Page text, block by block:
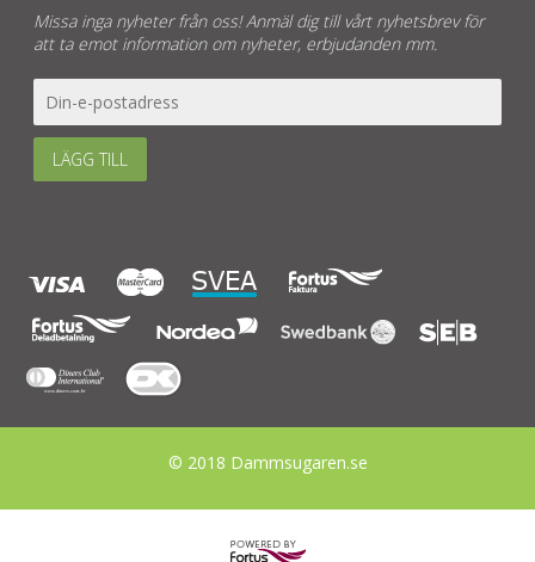
Missa inga nyheter från oss! Anmäl dig till vårt nyhetsbrev för
att ta emot information om nyheter, erbjudanden mm.
LÄGG TILL
© 2018 Dammsugaren.se